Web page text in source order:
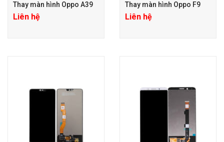
Thay màn hình Oppo A39
Liên hệ
Thay màn hình Oppo F9
Liên hệ